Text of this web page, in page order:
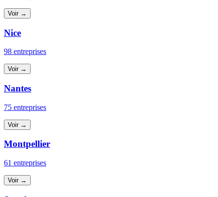
Voir →
Nice
98 entreprises
Voir →
Nantes
75 entreprises
Voir →
Montpellier
61 entreprises
Voir →